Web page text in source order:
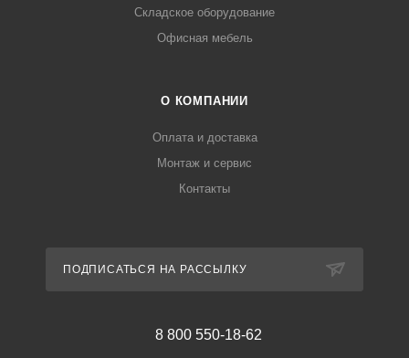
Складское оборудование
Офисная мебель
О КОМПАНИИ
Оплата и доставка
Монтаж и сервис
Контакты
ПОДПИСАТЬСЯ НА РАССЫЛКУ
8 800 550-18-62